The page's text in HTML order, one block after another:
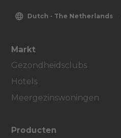
Dutch - The Netherlands
Markt
Gezondheidsclubs
Hotels
Meergezinswoningen
Producten